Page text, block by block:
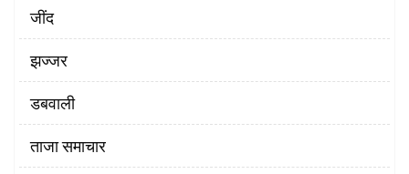
‌जींद
झज्जर
डबवाली
ताजा समाचार